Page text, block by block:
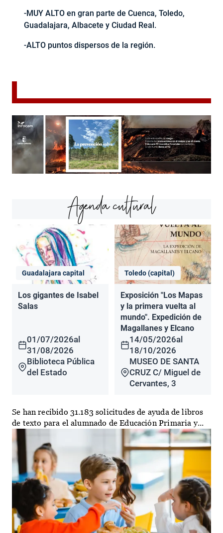
-MUY ALTO en gran parte de Cuenca, Toledo,
Guadalajara, Albacete y Ciudad Real.
-ALTO puntos dispersos de la región.
Agenda cultural
Guadalajara capital
Los gigantes de Isabel
Salas
01/07/2026al
31/08/2026
Biblioteca Pública
del Estado
Toledo (capital)
Exposición "Los Mapas
y la primera vuelta al
mundo". Expedición de
Magallanes y Elcano
14/05/2026al
18/10/2026
MUSEO DE SANTA
CRUZ C/ Miguel de
Cervantes, 3
Se han recibido 31.183 solicitudes de ayuda de libros
de texto para el alumnado de Educación Primaria y...